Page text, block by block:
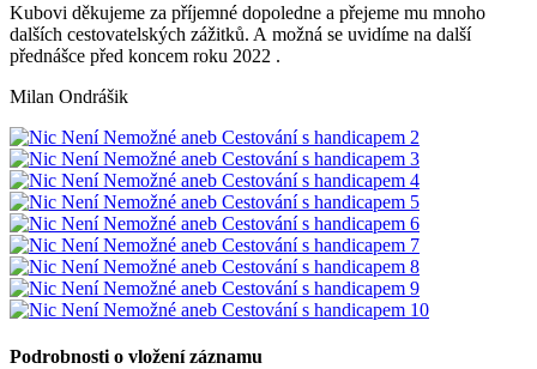
Kubovi děkujeme za příjemné dopoledne a přejeme mu mnoho
dalších cestovatelských zážitků. A možná se uvidíme na další
přednášce před koncem roku 2022 .
Milan Ondrášik
Podrobnosti o vložení záznamu